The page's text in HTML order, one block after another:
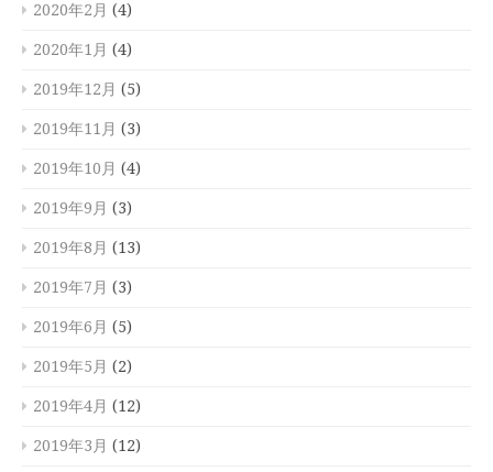
2020年2月 (4)
2020年1月 (4)
2019年12月 (5)
2019年11月 (3)
2019年10月 (4)
2019年9月 (3)
2019年8月 (13)
2019年7月 (3)
2019年6月 (5)
2019年5月 (2)
2019年4月 (12)
2019年3月 (12)